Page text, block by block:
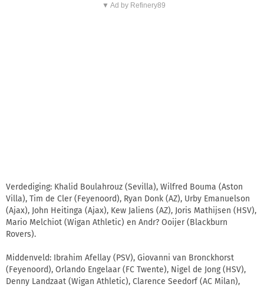
▼ Ad by Refinery89
Verdediging: Khalid Boulahrouz (Sevilla), Wilfred Bouma (Aston
Villa), Tim de Cler (Feyenoord), Ryan Donk (AZ), Urby Emanuelson
(Ajax), John Heitinga (Ajax), Kew Jaliens (AZ), Joris Mathijsen (HSV),
Mario Melchiot (Wigan Athletic) en Andr? Ooijer (Blackburn
Rovers).
Middenveld: Ibrahim Afellay (PSV), Giovanni van Bronckhorst
(Feyenoord), Orlando Engelaar (FC Twente), Nigel de Jong (HSV),
Denny Landzaat (Wigan Athletic), Clarence Seedorf (AC Milan),